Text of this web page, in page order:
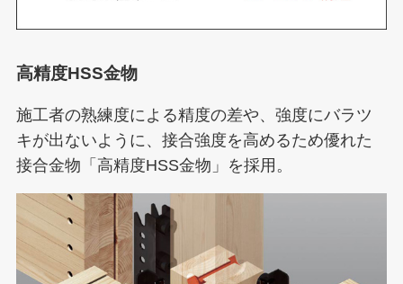
高精度HSS金物
施工者の熟練度による精度の差や、強度にバラツ
キが出ないように、接合強度を高めるため優れた
接合金物「高精度HSS金物」を採用。